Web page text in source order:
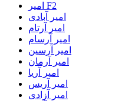
امیر F2
امیر آبادی
امیر آرتام
امیر آرسام
امیر آرسین
امیر آرمان
امیر آریا
امیر آریس
امیر آزادی